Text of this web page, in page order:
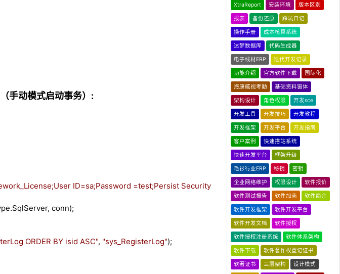
（手动模式启动事务）:
ID=sa;Password =test;Persist Security
conn);
ORDER BY isid ASC", "sys_RegisterLog");
XtraReport 安装环境 版本区别
报表 备份还原 踩坑日记
操作手册 成本核算系统
达梦数据库 代码生成器
电子线材ERP 迭代开发记录
功能介绍 官方软件下载 国际化
海康威视考勤 基础资料窗体
架构设计 角色权限 开发sce
开发工具 开发技巧 开发教程
开发框架 开发平台 开发指南
客户案例 快速搭站系统
快速开发平台 框架升级
毛衫行业ERP 秘钥 密钥
企业网络维护 权限设计 软件报价
软件测试报告 软件加壳 软件简介
软件开发框架 软件开发平台
软件开发文档 软件授权
软件授权注册系统 软件体系架构
软件下载 软件著作权登记证书
软著证书 三层架构 设计模式